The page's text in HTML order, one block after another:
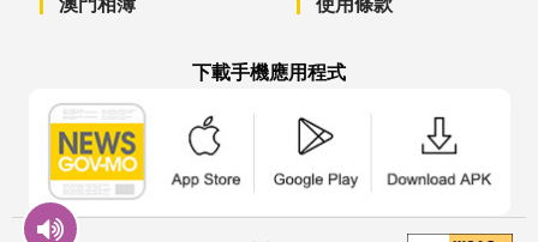
澳門相簿 使用條款
下載手機應用程式